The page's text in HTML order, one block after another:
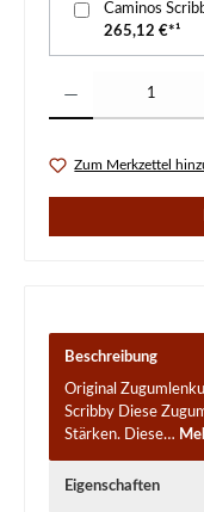
Caminos
265,12 €*¹
Zum Merkzettel
Beschreibung
Original
Scribby Diese
Stärken. Diese…
Eigenschaften